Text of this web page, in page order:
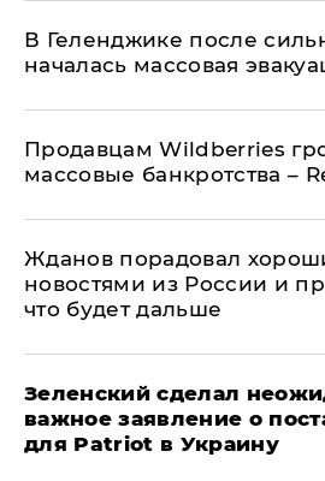
В Геленджике после
началась массовая
Продавцам Wildberries
массовые банкротства –
Жданов порадовал
новостями из России и
что будет дальше
Зеленский сделал
важное заявление о
для Patriot в Украину